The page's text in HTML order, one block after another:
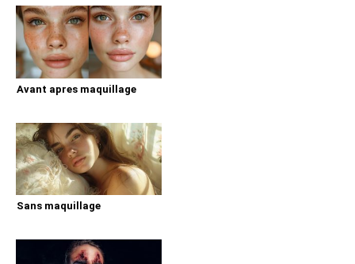
Avant apres maquillage
Sans maquillage